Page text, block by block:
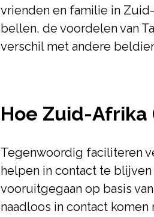
vrienden en familie in
bellen, de voordelen van
verschil met andere
Hoe Zuid-Afrika
Tegenwoordig faciliteren
helpen in contact te
vooruitgegaan op basis
naadloos in contact